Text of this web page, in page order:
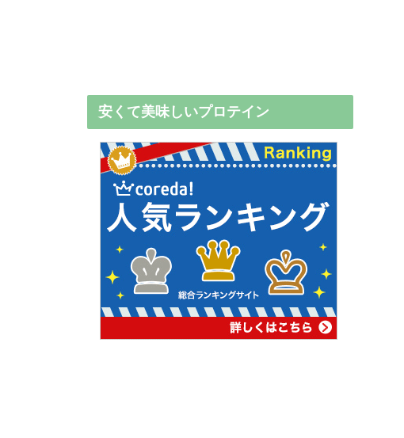
安くて美味しいプロテイン